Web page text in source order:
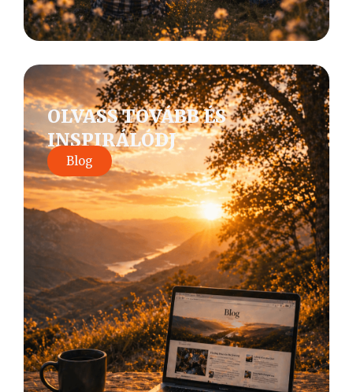
OLVASS TOVÁBB ÉS
INSPIRÁLÓDJ
Blog